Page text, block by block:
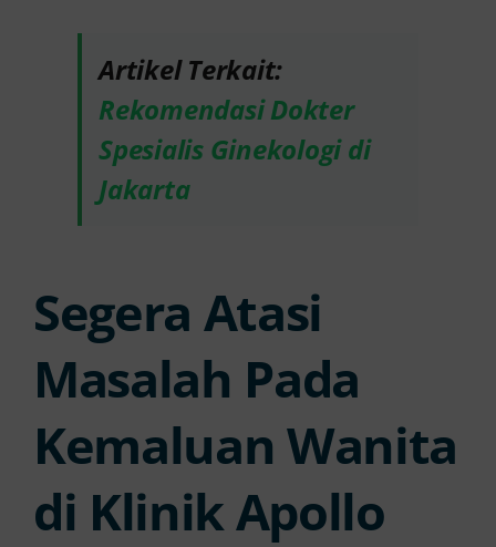
Artikel Terkait:
Rekomendasi Dokter
Spesialis Ginekologi di
Jakarta
Segera Atasi
Masalah Pada
Kemaluan Wanita
di Klinik Apollo